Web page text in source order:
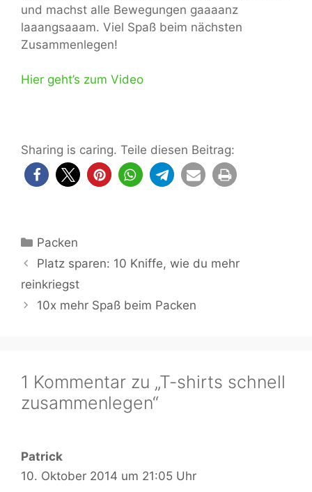
und machst alle Bewegungen gaaaanz
laaangsaaam. Viel Spaß beim nächsten
Zusammenlegen!
Hier geht’s zum Video
Sharing is caring. Teile diesen Beitrag:
Kategorien
Packen
Platz sparen: 10 Kniffe, wie du mehr
reinkriegst
10x mehr Spaß beim Packen
1 Kommentar zu „T-shirts schnell
zusammenlegen“
Patrick
10. Oktober 2014 um 21:05 Uhr